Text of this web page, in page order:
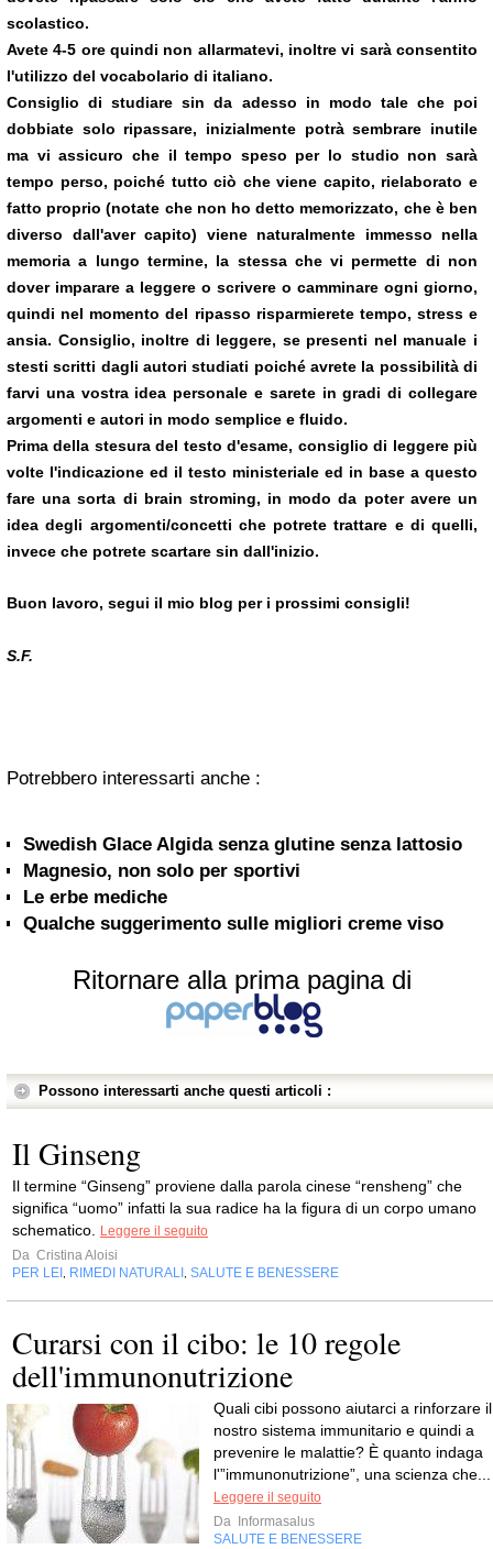
scolastico.
Avete 4-5 ore quindi non allarmatevi, inoltre vi sarà consentito
l'utilizzo del vocabolario di italiano.
Consiglio di studiare sin da adesso in modo tale che poi
dobbiate solo ripassare, inizialmente potrà sembrare inutile
ma vi assicuro che il tempo speso per lo studio non sarà
tempo perso, poiché tutto ciò che viene capito, rielaborato e
fatto proprio (notate che non ho detto memorizzato, che è ben
diverso dall'aver capito) viene naturalmente immesso nella
memoria a lungo termine, la stessa che vi permette di non
dover imparare a leggere o scrivere o camminare ogni giorno,
quindi nel momento del ripasso risparmierete tempo, stresse
ansia. Consiglio, inoltre di leggere, se presenti nel manuale i
stesti scritti dagli autori studiati poiché avrete la possibilità di
farvi una vostra idea personale e sarete in gradi di collegare
argomenti e autori in modo semplice e fluido.
Prima della stesura del testo d'esame, consiglio di leggere più
volte l'indicazione ed il testo ministeriale ed in base a questo
fare una sorta di brain stroming, in modo da poter avere un
idea degli argomenti/concetti che potrete trattare e di quelli,
invece che potrete scartare sin dall'inizio.
Buon lavoro, segui il mio blog per i prossimi consigli!
S.F.
Potrebbero interessarti anche :
Swedish Glace Algida senza glutine senza lattosio
Magnesio, non solo per sportivi
Le erbe mediche
Qualche suggerimento sulle migliori creme viso
Ritornare alla prima pagina di
Possono interessarti anche questi articoli :
Il Ginseng
Il termine “Ginseng” proviene dalla parola cinese “rensheng” che
significa “uomo” infatti la sua radice ha la figura di un corpo umano
schematico. Leggere il seguito
Da Cristina Aloisi
PER LEI , RIMEDI NATURALI , SALUTE E BENESSERE
Curarsi con il cibo: le 10 regole
dell'immunonutrizione
Quali cibi possono aiutarci a rinforzare il
nostro sistema immunitario e quindi a
prevenire le malattie? È quanto indaga
l'”immunonutrizione”, una scienza che...
Leggere il seguito
Da
Informasalus
SALUTE E BENESSERE